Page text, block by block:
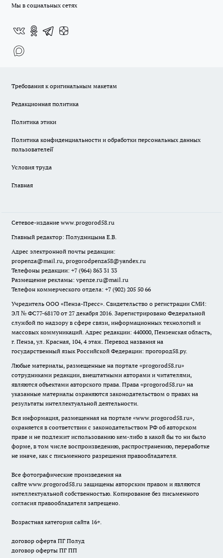
Мы в социальных сетях
Требования к оригинальным макетам
Редакционная политика
Политика этики
Политика конфиденциальности и обработки персональных данных
пользователей̆
Условия труда
Главная
Сетевое-издание www.progorod58.ru
Главный редактор: Полудницына Е.В.
Адрес электронной почты редакции:
propenza@mail.ru, progorodpenza58@yandex.ru
Телефоны редакции: +7 (964) 863 31 33
Размещение рекламы: vpenze.ru@mail.ru
Телефон коммерческого отдела: +7 (902) 205 50 66
Учредитель ООО «Пенза-Пресс». Свидетельство о регистрации СМИ:
ЭЛ № ФС77-68170 от 27 декабря 2016. Зарегистрировано Федеральной
службой по надзору в сфере связи, информационных технологий и
массовых коммуникаций. Адрес редакции: 440000, Пензенская область,
г. Пенза, ул. Красная, 104, 4 этаж. Перевод названия на
государственный язык Российской Федерации: прогород58.ру.
Любые материалы, размещенные на портале «progorod58.ru»
сотрудниками редакции, внештатными авторами и читателями,
являются объектами авторского права. Права «progorod58.ru» на
указанные материалы охраняются законодательством о правах на
результаты интеллектуальной деятельности.
Вся информация, размещенная на портале «www.progorod58.ru»,
охраняется в соответствии с законодательством РФ об авторском
праве и не подлежит использованию кем-либо в какой бы то ни было
форме, в том числе воспроизведению, распространению, переработке
не иначе, как с письменного разрешения правообладателя.
Все фотографические произведения на
сайте www.progorod58.ru защищены авторским правом и являются
интеллектуальной собственностью. Копирование без письменного
согласия правообладателя запрещено.
Возрастная категория сайта 16+.
договор оферта ПГ Полуд
договор оферты ПГ ПП